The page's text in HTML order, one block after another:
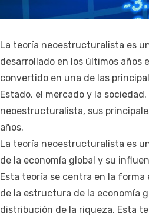
La teoría neoestructuralista es
desarrollado en los últimos años
convertido en una de las
Estado, el mercado y la
neoestructuralista, sus
años.
La teoría neoestructuralista es
de la economía global y su
Esta teoría se centra en la forma
de la estructura de la economía
distribución de la riqueza. Esta